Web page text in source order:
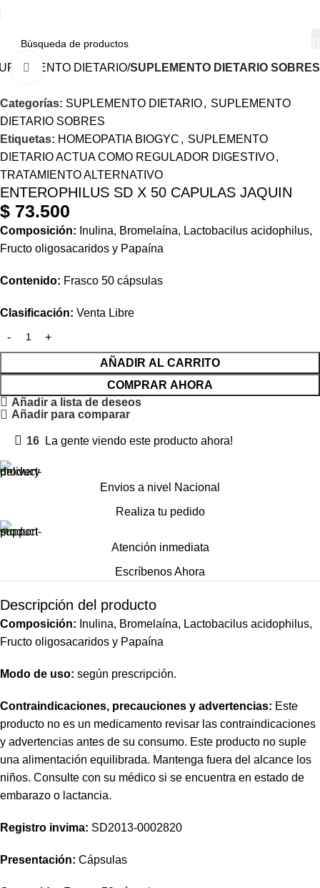
DIETARIO SUPLEMENTO DIETARIO SOBRES
Haga Click para agrandar
Categorías: SUPLEMENTO DIETARIO, SUPLEMENTO
DIETARIO SOBRES
Etiquetas: HOMEOPATIA BIOGYC , SUPLEMENTO
DIETARIO ACTUA COMO REGULADOR DIGESTIVO,
TRATAMIENTO ALTERNATIVO
ENTEROPHILUS SD X 50 CAPULAS JAQUIN
$ 73.500
Composición: Inulina, Bromelaína, Lactobacilus acidophilus,
Fructo oligosacaridos y Papaína
Contenido: Frasco 50 cápsulas
Clasificación: Venta Libre
AÑADIR AL CARRITO
COMPRAR AHORA
Añadir a lista de deseos
Añadir para comparar
16 La gente viendo este producto ahora!
Envios a nivel Nacional
Realiza tu pedido
Atención inmediata
Escríbenos Ahora
Descripción del producto
Composición: Inulina, Bromelaína, Lactobacilus acidophilus,
Fructo oligosacaridos y Papaína
Modo de uso: según prescripción.
Contraindicaciones, precauciones y advertencias: Este
producto no es un medicamento revisar las contraindicaciones
y advertencias antes de su consumo. Este producto no suple
una alimentación equilibrada. Mantenga fuera del alcance los
niños. Consulte con su médico si se encuentra en estado de
embarazo o lactancia.
Registro invima: SD2013-0002820
Presentación: Cápsulas